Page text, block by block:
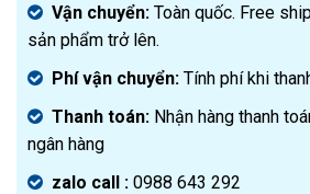
Vận chuyển: Toàn quốc. Free
sản phẩm trở lên.
Phí vận chuyển: Tính phí khi
Thanh toán: Nhận hàng thanh
ngân hàng
zalo call : 0988 643 292